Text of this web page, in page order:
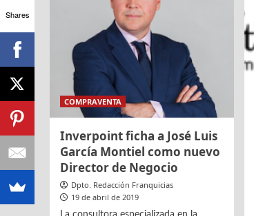
COMPRAVENTA
Inverpoint ficha a José Luis
García Montiel como nuevo
Director de Negocio
Dpto. Redacción Franquicias
19 de abril de 2019
Shares